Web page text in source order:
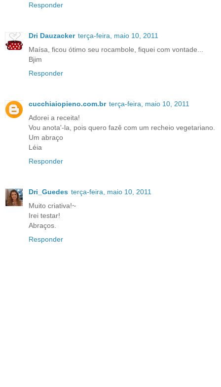
Responder
Dri Dauzacker terça-feira, maio 10, 2011
Maísa, ficou ótimo seu rocambole, fiquei com vontade...
Bjim
Responder
cucchiaiopieno.com.br terça-feira, maio 10, 2011
Adorei a receita!
Vou anota'-la, pois quero fazê com um recheio vegetariano.
Um abraço
Léia
Responder
Dri_Guedes terça-feira, maio 10, 2011
Muito criativa!~
Irei testar!
Abraços.
Responder